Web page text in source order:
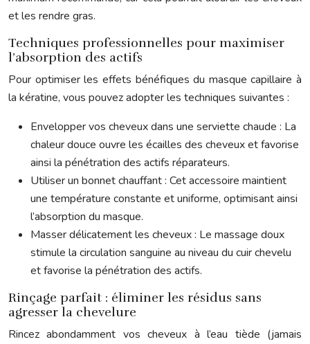
et les rendre gras.
Techniques professionnelles pour maximiser
l’absorption des actifs
Pour optimiser les effets bénéfiques du masque capillaire à
la kératine, vous pouvez adopter les techniques suivantes :
Envelopper vos cheveux dans une serviette chaude : La
chaleur douce ouvre les écailles des cheveux et favorise
ainsi la pénétration des actifs réparateurs.
Utiliser un bonnet chauffant : Cet accessoire maintient
une température constante et uniforme, optimisant ainsi
l’absorption du masque.
Masser délicatement les cheveux : Le massage doux
stimule la circulation sanguine au niveau du cuir chevelu
et favorise la pénétration des actifs.
Rinçage parfait : éliminer les résidus sans
agresser la chevelure
Rincez abondamment vos cheveux à l’eau tiède (jamais